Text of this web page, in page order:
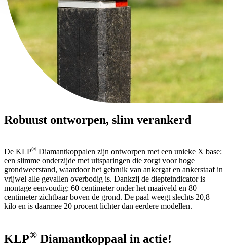
Robuust ontworpen, slim verankerd
De KLP® Diamantkoppalen zijn ontworpen met een unieke X base:
een slimme onderzijde met uitsparingen die zorgt voor hoge
grondweerstand, waardoor het gebruik van ankergat en ankerstaaf in
vrijwel alle gevallen overbodig is. Dankzij de diepteindicator is
montage eenvoudig: 60 centimeter onder het maaiveld en 80
centimeter zichtbaar boven de grond. De paal weegt slechts 20,8
kilo en is daarmee 20 procent lichter dan eerdere modellen.
KLP® Diamantkoppaal in actie!